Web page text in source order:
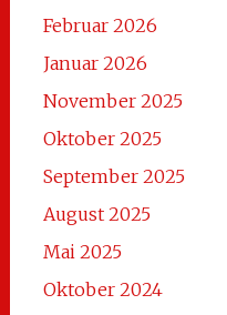
Februar 2026
Januar 2026
November 2025
Oktober 2025
September 2025
August 2025
Mai 2025
Oktober 2024